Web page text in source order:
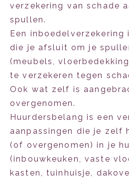
verzekering van schade
spullen.
Een inboedelverzekering
die je afsluit om je
(meubels,
te verzekeren tegen
Ook wat zelf is
overgenomen.
Huurdersbelang is een
aanpassingen die je zelf
(of overgenomen) in je
(inbouwkeuken, vaste
kasten, tuinhuisje,